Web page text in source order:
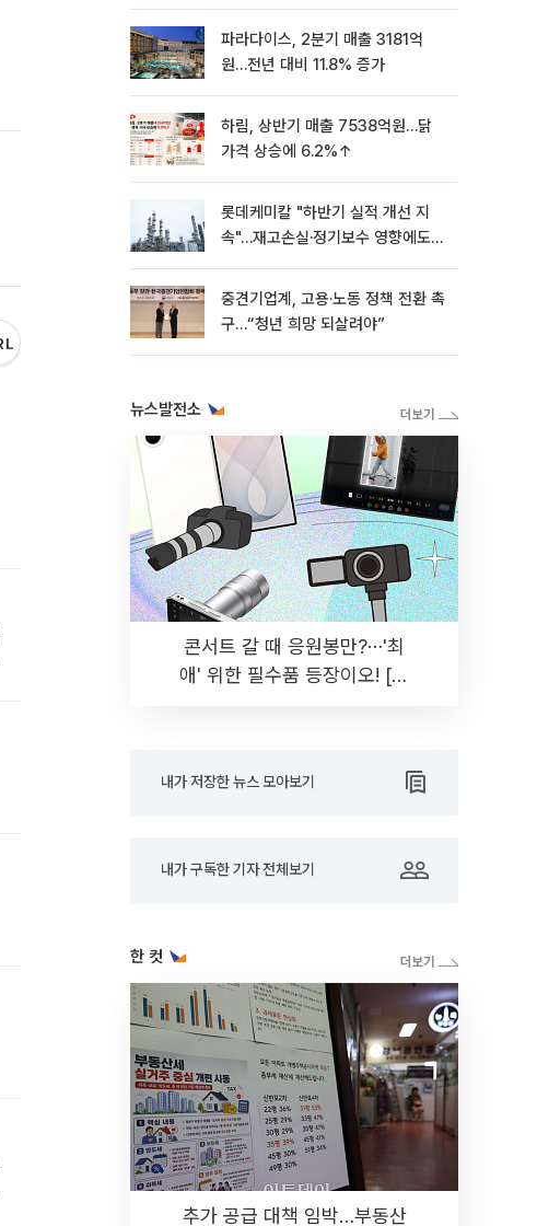
파라다이스, 2분기 매출 3181억
원…전년 대비 11.8% 증가
하림, 상반기 매출 7538억원…닭
가격 상승에 6.2%↑
롯데케미칼 "하반기 실적 개선 지
속"…재고손실·정기보수 영향에도
중견기업계, 고용·노동 정책 전환 촉
구…“청년 희망 되살려야”
뉴스발전소
콘서트 갈 때 응원봉만?⋯'최
애' 위한 필수품 등장이오! [솔
내가 저장한 뉴스 모아보기
내가 구독한 기자 전체보기
한 컷
추가 공급 대책 임박…부동산